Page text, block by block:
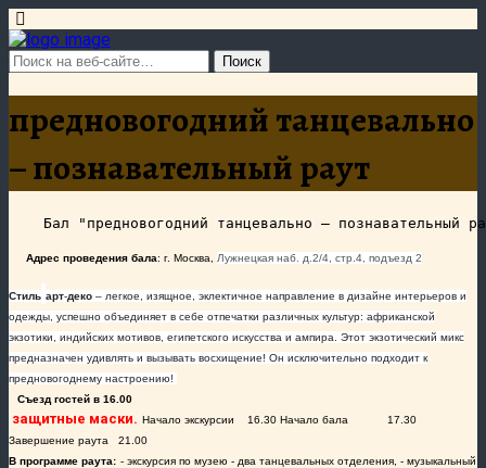
предновогодний танцевально
– познавательный раут
Адрес проведения бала: г. Москва, Лужнецкая наб. д.2/4, стр.4, подъезд 2
Стиль арт-деко – легкое, изящное, эклектичное направление в дизайне интерьеров и
одежды, успешно объединяет в себе отпечатки различных культур: африканской
экзотики, индийских мотивов, египетского искусства и ампира. Этот экзотический микс
предназначен удивлять и вызывать восхищение! Он исключительно подходит к
предновогоднему настроению!
Съезд гостей в 16.00
защитные маски. Начало экскурсии 16.30 Начало бала 17.30
Завершение раута 21.00
В программе раута: - экскурсия по музею - два танцевальных отделения, - музыкальный